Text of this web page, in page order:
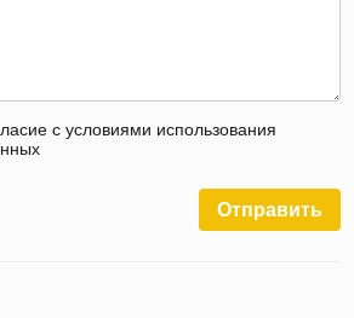
с условиями использования
Отправить